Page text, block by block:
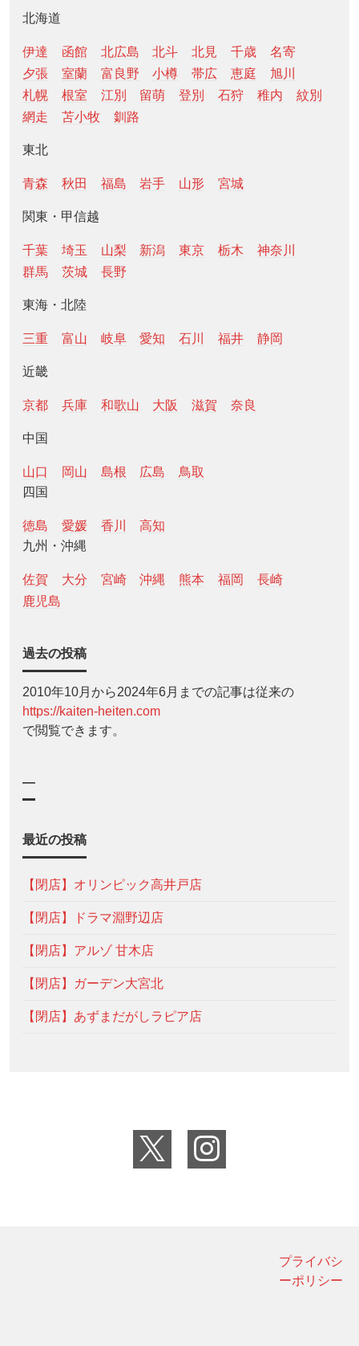
北海道
伊達 函館 北広島 北斗 北見 千歳
名寄
夕張
室蘭 富良野 小樽 帯広 恵庭
旭川
札幌
根室 江別 留萌 登別 石狩 稚内
紋別
網走
苫小牧 釧路
東北
青森 秋田 福島 岩手 山形 宮城
関東・甲信越
千葉 埼玉 山梨 新潟 東京 栃木
神奈川
群馬
茨城 長野
東海・北陸
三重 富山 岐阜 愛知 石川 福井 静岡
近畿
京都 兵庫 和歌山 大阪 滋賀 奈良
中国
山口 岡山 島根 広島
鳥取
四国
徳島 愛媛 香川
高知
九州・沖縄
佐賀 大分 宮崎 沖縄 熊本 福岡
長崎
鹿児島
過去の投稿
2010年10月から2024年6月までの記事は従来の
https://kaiten-heiten.com
で閲覧できます。
—
最近の投稿
【閉店】オリンピック高井戸店
【閉店】ドラマ淵野辺店
【閉店】アルゾ 甘木店
【閉店】ガーデン大宮北
【閉店】あずまだがしラピア店
プライバシ
ーポリシー